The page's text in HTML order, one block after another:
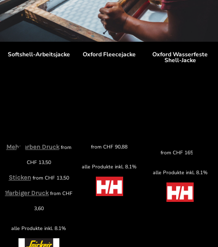
Softshell-Arbeitsjacke
Mehrfarben Druckfrom
CHF13,50
Stickenfrom CHF13,50
1farbiger DruckfromCHF
3,60
alle Produkte inkl. 8.1%
Oxford Fleecejacke
fromCHF 90,88
alle Produkte inkl. 8.1%
Oxford Wasserfeste
Shell-Jacke
from CHF165,89
alle Produkte inkl. 8.1%